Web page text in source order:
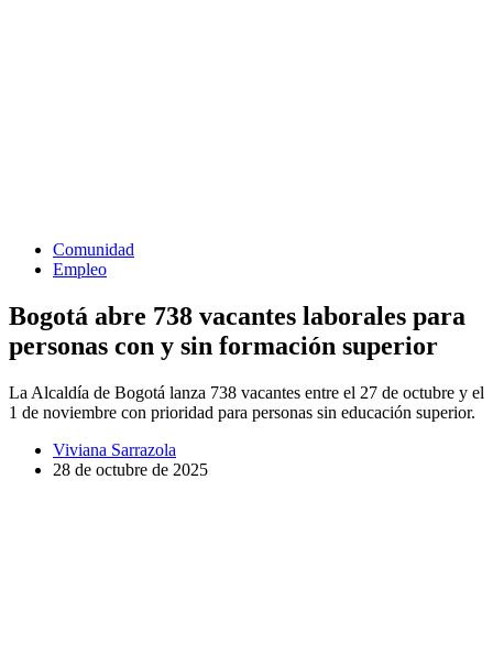
Comunidad
Empleo
Bogotá abre 738 vacantes laborales para
personas con y sin formación superior
La Alcaldía de Bogotá lanza 738 vacantes entre el 27 de octubre y el
1 de noviembre con prioridad para personas sin educación superior.
Viviana Sarrazola
28 de octubre de 2025